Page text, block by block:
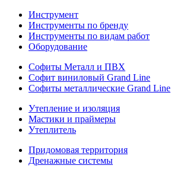
Инструмент
Инструменты по бренду
Инструменты по видам работ
Оборудование
Софиты Металл и ПВХ
Софит виниловый Grand Line
Софиты металлические Grand Line
Утепление и изоляция
Мастики и праймеры
Утеплитель
Придомовая территория
Дренажные системы